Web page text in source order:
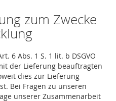
zum Zwecke
6 Abs. 1 S. 1 lit. b DSGVO
der Lieferung beauftragten
dies zur Lieferung
Bei Fragen zu unseren
unserer Zusammenarbeit